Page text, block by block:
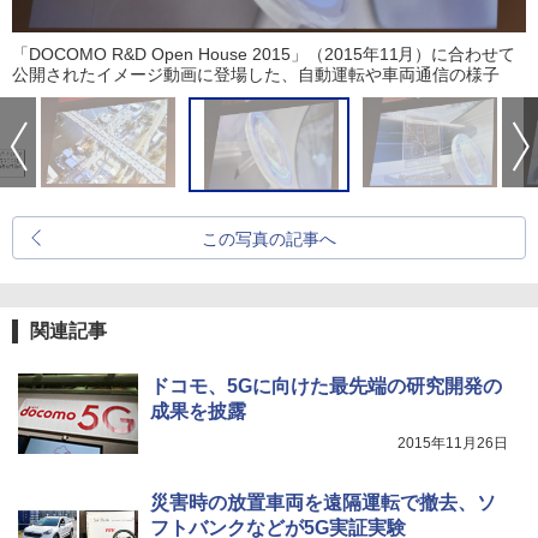
「DOCOMO R&D Open House 2015」（2015年11月）に合わせて
公開されたイメージ動画に登場した、自動運転や車両通信の様子
この写真の記事へ
関連記事
ドコモ、5Gに向けた最先端の研究開発の
成果を披露
2015年11月26日
災害時の放置車両を遠隔運転で撤去、ソ
フトバンクなどが5G実証実験